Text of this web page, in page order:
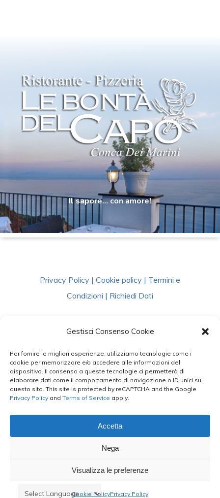
Gestisci Consenso Cookie
Per fornire le migliori esperienze, utilizziamo tecnologie come i
cookie per memorizzare e/o accedere alle informazioni del
dispositivo. Il consenso a queste tecnologie ci permetterà di
elaborare dati come il comportamento di navigazione o ID unici su
questo sito. This site is protected by reCAPTCHA and the Google
Privacy Policy and Terms of Service apply.
Accetta
Nega
Visualizza le preferenze
Cookie PolicyPrivacy Policy
Ilsapore...conamore!
Privacy Policy | Cookie policy | Termini e
Condizioni | Richiedi Dati
email
Styled by
salvorubino.it